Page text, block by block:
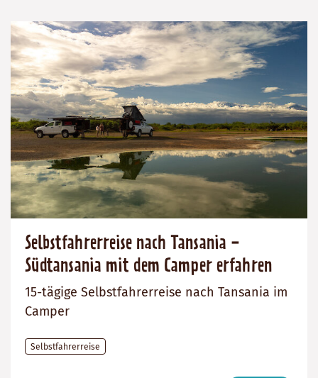
Selbstfahrerreise nach Tansania -
Südtansania mit dem Camper erfahren
15-tägige Selbstfahrerreise nach Tansania im
Camper
Selbstfahrerreise